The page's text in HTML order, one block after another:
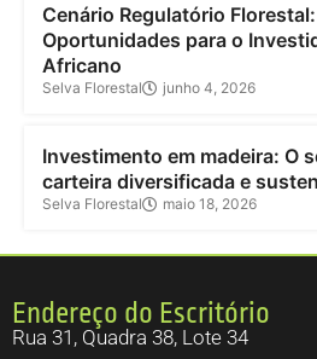
Cenário Regulatório
Oportunidades para o
Africano
Selva Florestal junho 4, 2026
Investimento
Investimento em madeira: O
carteira diversificada e
Selva Florestal maio 18, 2026
Endereço do Escritório
Rua 31, Quadra 38, Lote 34